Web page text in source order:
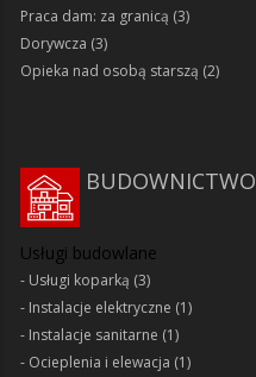
Praca dam: za granicą (3)
Dorywcza (3)
Opieka nad osobą starszą (2)
BUDOWNICTWO
Usługi budowlane
Usługi koparką (3)
Instalacje elektryczne (1)
Instalacje sanitarne (1)
Ocieplenia i elewacja (1)